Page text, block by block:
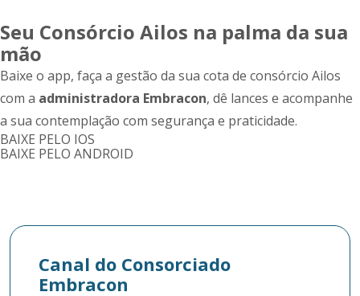
Seu Consórcio Ailos na palma da sua
mão
Baixe o app, faça a gestão da sua cota de consórcio Ailos
com a administradora Embracon, dê lances e acompanhe
a sua contemplação com segurança e praticidade.
BAIXE PELO IOS
BAIXE PELO ANDROID
Canal do Consorciado
Embracon